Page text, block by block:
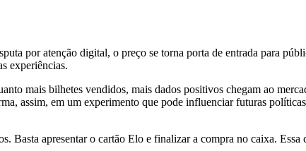
por atenção digital, o preço se torna porta de entrada para
experiências.
mais bilhetes vendidos, mais dados positivos chegam ao
assim, em um experimento que pode influenciar futuras
apresentar o cartão Elo e finalizar a compra no caixa.